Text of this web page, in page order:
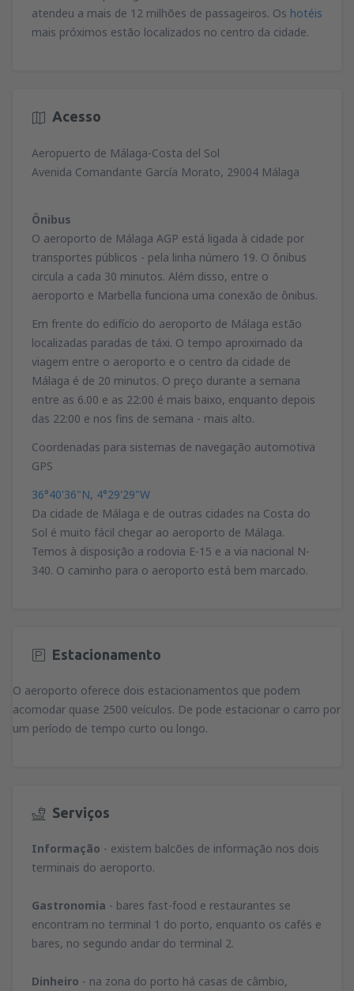
atendeu a mais de 12 milhões de passageiros. Os hotéis
mais próximos estão localizados no centro da cidade.
Acesso
Aeropuerto de Málaga-Costa del Sol
Avenida Comandante García Morato, 29004 Málaga
Ônibus
O aeroporto de Málaga AGP está ligada à cidade por
transportes públicos - pela linha número 19. O ônibus
circula a cada 30 minutos. Além disso, entre o
aeroporto e Marbella funciona uma conexão de ônibus.
Em frente do edifício do aeroporto de Málaga estão
localizadas paradas de táxi. O tempo aproximado da
viagem entre o aeroporto e o centro da cidade de
Málaga é de 20 minutos. O preço durante a semana
entre as 6.00 e as 22:00 é mais baixo, enquanto depois
das 22:00 e nos fins de semana - mais alto.
Coordenadas para sistemas de navegação automotiva
GPS
36°40'36"N, 4°29'29"W
Da cidade de Málaga e de outras cidades na Costa do
Sol é muito fácil chegar ao aeroporto de Málaga.
Temos à disposição a rodovia E-15 e a via nacional N-
340. O caminho para o aeroporto está bem marcado.
Estacionamento
O aeroporto oferece dois estacionamentos que podem
acomodar quase 2500 veículos. De pode estacionar o carro por
um período de tempo curto ou longo.
Serviços
Informação - existem balcões de informação nos dois
terminais do aeroporto.
Gastronomia - bares fast-food e restaurantes se
encontram no terminal 1 do porto, enquanto os cafés e
bares, no segundo andar do terminal 2.
Dinheiro - na zona do porto há casas de câmbio,